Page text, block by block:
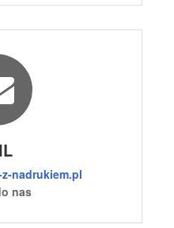
nadrukiem.pl
nas